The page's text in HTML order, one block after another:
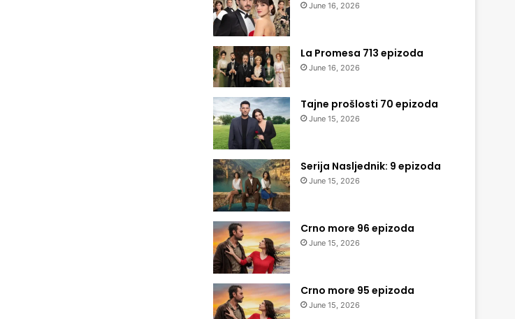
June 16, 2026
La Promesa 713 epizoda
June 16, 2026
Tajne prošlosti 70 epizoda
June 15, 2026
Serija Nasljednik: 9 epizoda
June 15, 2026
Crno more 96 epizoda
June 15, 2026
Crno more 95 epizoda
June 15, 2026